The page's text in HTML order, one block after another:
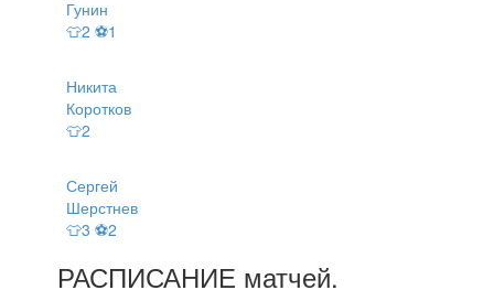
Гунин
👕2 ⚽1
Никита
Коротков
👕2
Сергей
Шерстнев
👕3 ⚽2
РАСПИСАНИЕ матчей.